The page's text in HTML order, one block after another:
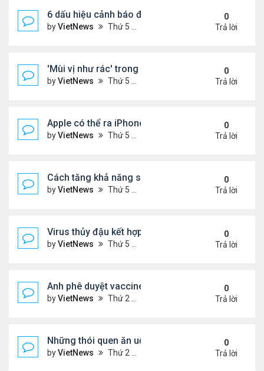
6 dấu hiệu cảnh báo đau tim ở phụ nữ cần lưu ý
byVietNews Thứ 5 Tháng 8 18, 2022 5:09 pm
0
Trả lời
'Mùi vị như rác' trong miệng sau khi uống thuốc
byVietNews Thứ 5 Tháng 8 18, 2022 4:39 pm
0
Trả lời
Apple có thể ra iPhone 14 ngày 7/9
byVietNews Thứ 5 Tháng 8 18, 2022 4:20 pm
0
Trả lời
Cách tăng khả năng sống sót khi máy bay gặp sự
byVietNews Thứ 5 Tháng 8 18, 2022 4:11 pm
0
Trả lời
Virus thủy đậu kết hợp virus mụn rộp thành bệnh
byVietNews Thứ 5 Tháng 8 18, 2022 3:28 pm
0
Trả lời
Anh phê duyệt vaccine đặc hiệu với biến chủng
byVietNews Thứ 2 Tháng 8 15, 2022 3:54 pm
0
Trả lời
Những thói quen ăn uống gây lão hóa nhanh
byVietNews Thứ 2 Tháng 8 15, 2022 3:50 pm
0
Trả lời